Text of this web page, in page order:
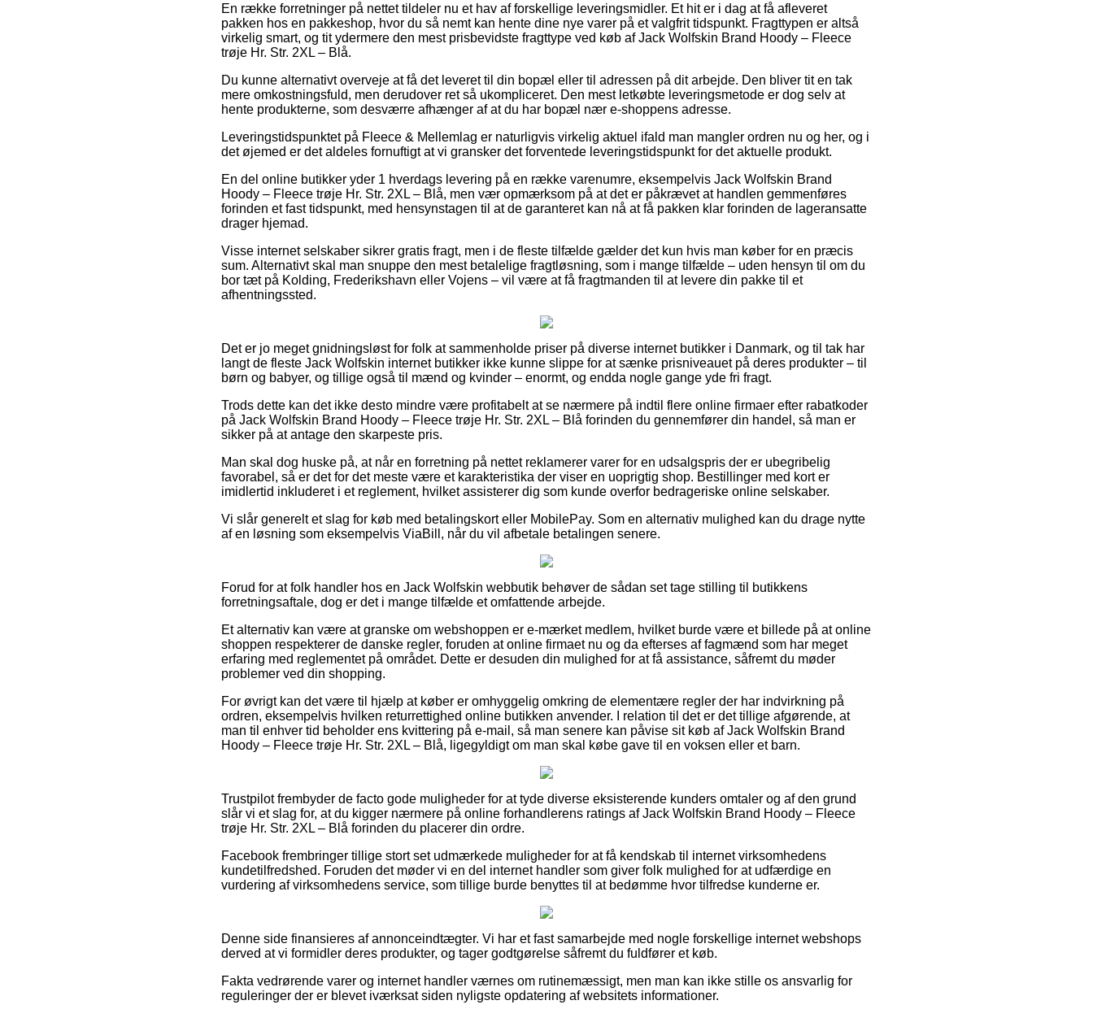
En række forretninger på nettet tildeler nu et hav af forskellige leveringsmidler. Et hit er i dag at få afleveret
pakken hos en pakkeshop, hvor du så nemt kan hente dine nye varer på et valgfrit tidspunkt. Fragttypen er altså
virkelig smart, og tit ydermere den mest prisbevidste fragttype ved køb af Jack Wolfskin Brand Hoody – Fleece
trøje Hr. Str. 2XL – Blå.
Du kunne alternativt overveje at få det leveret til din bopæl eller til adressen på dit arbejde. Den bliver tit en tak
mere omkostningsfuld, men derudover ret så ukompliceret. Den mest letkøbte leveringsmetode er dog selv at
hente produkterne, som desværre afhænger af at du har bopæl nær e-shoppens adresse.
Leveringstidspunktet på Fleece & Mellemlag er naturligvis virkelig aktuel ifald man mangler ordren nu og her, og i
det øjemed er det aldeles fornuftigt at vi gransker det forventede leveringstidspunkt for det aktuelle produkt.
En del online butikker yder 1 hverdags levering på en række varenumre, eksempelvis Jack Wolfskin Brand
Hoody – Fleece trøje Hr. Str. 2XL – Blå, men vær opmærksom på at det er påkrævet at handlen gemmenføres
forinden et fast tidspunkt, med hensynstagen til at de garanteret kan nå at få pakken klar forinden de lageransatte
drager hjemad.
Visse internet selskaber sikrer gratis fragt, men i de fleste tilfælde gælder det kun hvis man køber for en præcis
sum. Alternativt skal man snuppe den mest betalelige fragtløsning, som i mange tilfælde – uden hensyn til om du
bor tæt på Kolding, Frederikshavn eller Vojens – vil være at få fragtmanden til at levere din pakke til et
afhentningssted.
Det er jo meget gnidningsløst for folk at sammenholde priser på diverse internet butikker i Danmark, og til tak har
langt de fleste Jack Wolfskin internet butikker ikke kunne slippe for at sænke prisniveauet på deres produkter – til
børn og babyer, og tillige også til mænd og kvinder – enormt, og endda nogle gange yde fri fragt.
Trods dette kan det ikke desto mindre være profitabelt at se nærmere på indtil flere online firmaer efter rabatkoder
på Jack Wolfskin Brand Hoody – Fleece trøje Hr. Str. 2XL – Blå forinden du gennemfører din handel, så man er
sikker på at antage den skarpeste pris.
Man skal dog huske på, at når en forretning på nettet reklamerer varer for en udsalgspris der er ubegribelig
favorabel, så er det for det meste være et karakteristika der viser en uoprigtig shop. Bestillinger med kort er
imidlertid inkluderet i et reglement, hvilket assisterer dig som kunde overfor bedrageriske online selskaber.
Vi slår generelt et slag for køb med betalingskort eller MobilePay. Som en alternativ mulighed kan du drage nytte
af en løsning som eksempelvis ViaBill, når du vil afbetale betalingen senere.
Forud for at folk handler hos en Jack Wolfskin webbutik behøver de sådan set tage stilling til butikkens
forretningsaftale, dog er det i mange tilfælde et omfattende arbejde.
Et alternativ kan være at granske om webshoppen er e-mærket medlem, hvilket burde være et billede på at online
shoppen respekterer de danske regler, foruden at online firmaet nu og da efterses af fagmænd som har meget
erfaring med reglementet på området. Dette er desuden din mulighed for at få assistance, såfremt du møder
problemer ved din shopping.
For øvrigt kan det være til hjælp at køber er omhyggelig omkring de elementære regler der har indvirkning på
ordren, eksempelvis hvilken returrettighed online butikken anvender. I relation til det er det tillige afgørende, at
man til enhver tid beholder ens kvittering på e-mail, så man senere kan påvise sit køb af Jack Wolfskin Brand
Hoody – Fleece trøje Hr. Str. 2XL – Blå, ligegyldigt om man skal købe gave til en voksen eller et barn.
Trustpilot frembyder de facto gode muligheder for at tyde diverse eksisterende kunders omtaler og af den grund
slår vi et slag for, at du kigger nærmere på online forhandlerens ratings af Jack Wolfskin Brand Hoody – Fleece
trøje Hr. Str. 2XL – Blå forinden du placerer din ordre.
Facebook frembringer tillige stort set udmærkede muligheder for at få kendskab til internet virksomhedens
kundetilfredshed. Foruden det møder vi en del internet handler som giver folk mulighed for at udfærdige en
vurdering af virksomhedens service, som tillige burde benyttes til at bedømme hvor tilfredse kunderne er.
Denne side finansieres af annonceindtægter. Vi har et fast samarbejde med nogle forskellige internet webshops
derved at vi formidler deres produkter, og tager godtgørelse såfremt du fuldfører et køb.
Fakta vedrørende varer og internet handler værnes om rutinemæssigt, men man kan ikke stille os ansvarlig for
reguleringer der er blevet iværksat siden nyligste opdatering af websitets informationer.